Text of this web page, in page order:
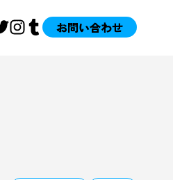
お問い合わせ